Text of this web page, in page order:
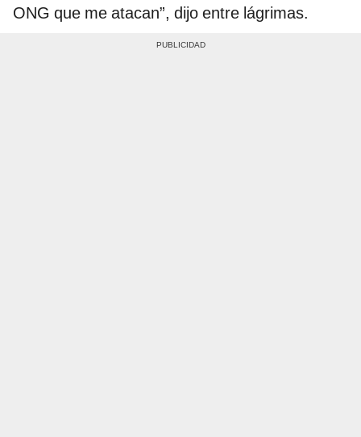
ONG que me atacan”, dijo entre lágrimas.